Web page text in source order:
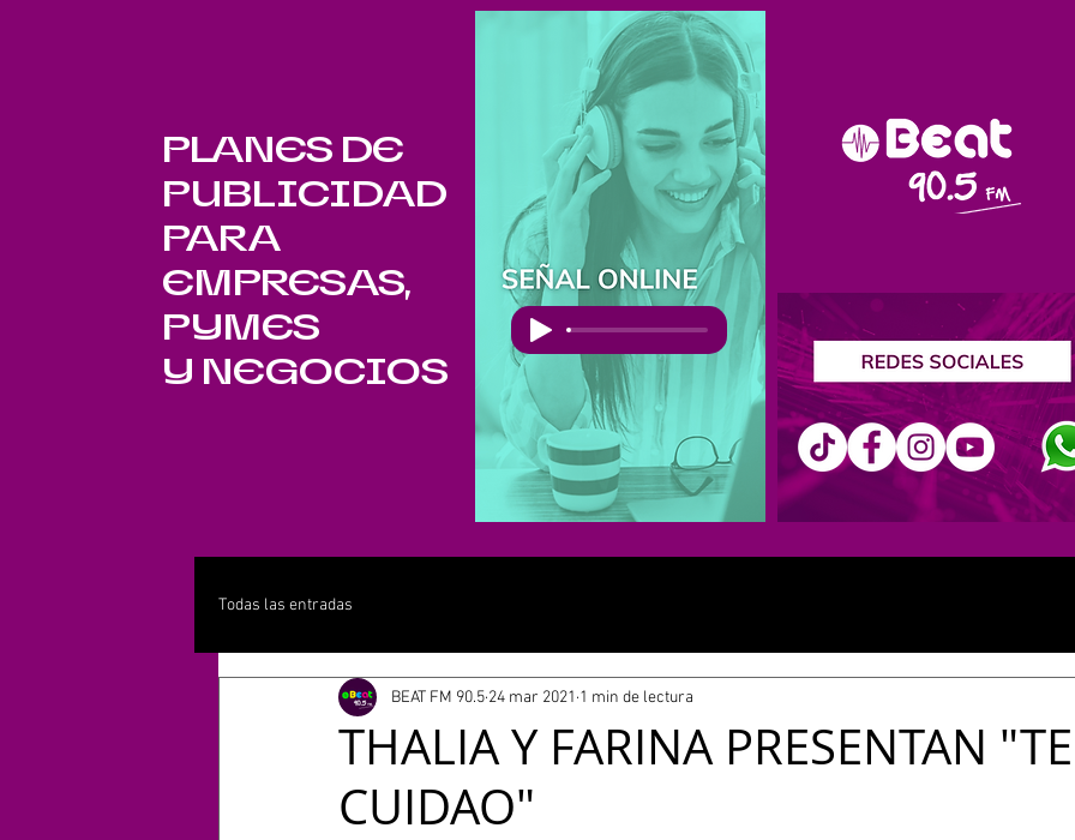
PLANES DE
PUBLICIDAD
PARA
EMPRESAS,
PYMES
Y NEGOCIOS
Todas las entradas
THALIA Y FARINA PRESENTAN
CUIDAO"
BEAT FM 90.5 24 mar 2021 1 min de lectura